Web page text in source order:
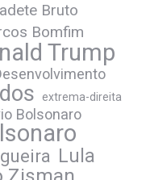
Bruto
Bomfim
Trump
extrema-direita
Bolsonaro
Lula